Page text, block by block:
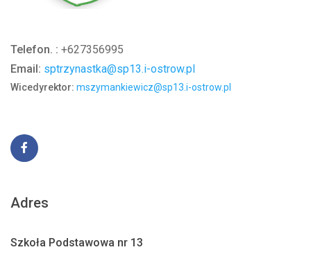
Telefon. : +627356995
Email: sptrzynastka@sp13.i-ostrow.pl
Wicedyrektor: mszymankiewicz@sp13.i-ostrow.pl
Adres
Szkoła Podstawowa nr 13